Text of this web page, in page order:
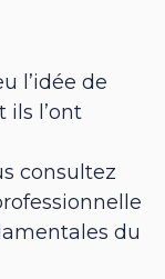
l’idée de
ils l’ont
consultez
du